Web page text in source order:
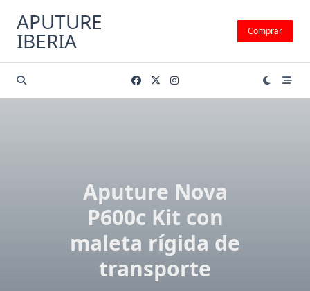
contenido
APUTURE
IBERIA Comprar
Aputure Nova
P600c Kit con
maleta rígida de
transporte